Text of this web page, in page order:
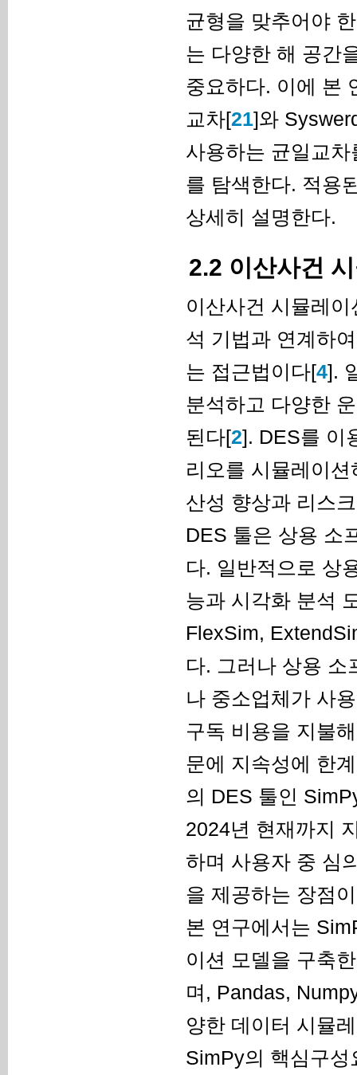
균형을 맞추어야
는 다양한 해 공간
중요하다. 이에 본
교차[21]와
사용하는 균일교
를 탐색한다. 적용
상세히 설명한다.
2.2 이산사건
이산사건 시뮬레
석 기법과 연계하
는 접근법이다[4].
분석하고 다양한
된다[2]. DES를 이
리오를 시뮬레이
산성 향상과 리스
DES 툴은 상용 소
다. 일반적으로 상
능과 시각화 분석
FlexSim,
다. 그러나 상용 소
나 중소업체가 사
구독 비용을 지불
문에 지속성에 한
의 DES 툴인
2024년 현재까지
하며 사용자 중 심
을 제공하는 장점
본 연구에서는
이션 모델을 구축
며, Pandas,
양한 데이터 시뮬
SimPy의 핵심구